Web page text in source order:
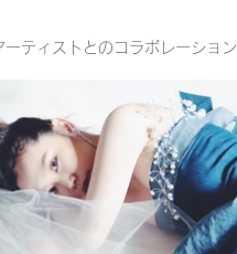
ーティストとのコラボレーション